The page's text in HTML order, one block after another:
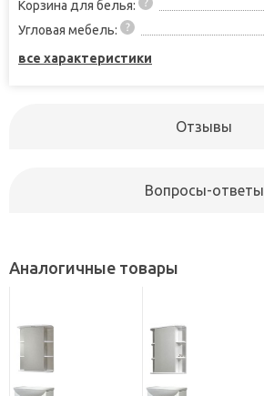
Корзина для белья:
Угловая мебель:
все характеристики
Отзывы
Вопросы-ответы
Аналогичные товары